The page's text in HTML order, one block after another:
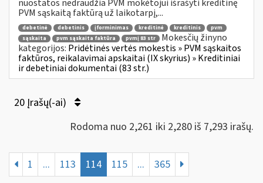
nuostatos nedraudžia PVM mokėtojui išrašyti kreditinę
PVM sąskaitą faktūrą už laikotarpį,...
debetinė debetinis įforminimas kreditinė kreditinis
pvm
sąskaita
pvm sąskaita faktūra pvmį 83 str
Mokesčių žinyno
kategorijos: Pridėtinės vertės mokestis » PVM sąskaitos
faktūros, reikalavimai apskaitai (IX skyrius) » Kreditiniai
ir debetiniai dokumentai (83 str.)
20 Įrašų(-ai)
Rodoma nuo 2,261 iki 2,280 iš 7,293 irašų.
1 ... 113 114 115 ... 365